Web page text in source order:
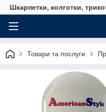
Шкарпетки, колготки,
Товари та послуги